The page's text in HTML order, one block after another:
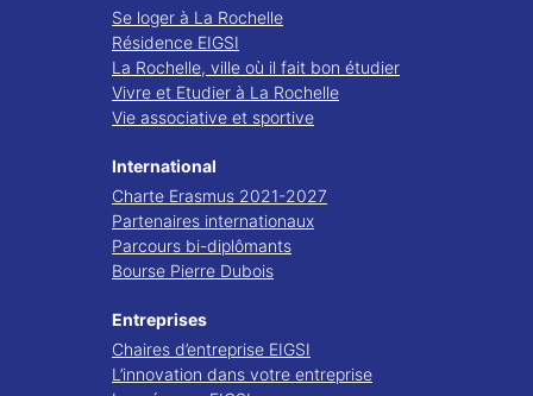
Se loger à La Rochelle
Résidence EIGSI
La Rochelle, ville où il fait bon étudier
Vivre et Etudier à La Rochelle
Vie associative et sportive
International
Charte Erasmus 2021-2027
Partenaires internationaux
Parcours bi-diplômants
Bourse Pierre Dubois
Entreprises
Chaires d’entreprise EIGSI
L’innovation dans votre entreprise